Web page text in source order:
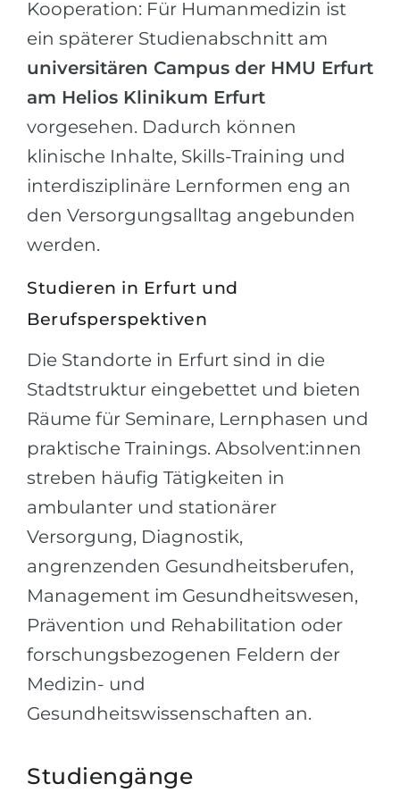
Kooperation: Für Humanmedizin ist
ein späterer Studienabschnitt am
universitären Campus der HMU Erfurt
am Helios Klinikum Erfurt
vorgesehen. Dadurch können
klinische Inhalte, Skills-Training und
interdisziplinäre Lernformen eng an
den Versorgungsalltag angebunden
werden.
Studieren in Erfurt und
Berufsperspektiven
Die Standorte in Erfurt sind in die
Stadtstruktur eingebettet und bieten
Räume für Seminare, Lernphasen und
praktische Trainings. Absolvent:innen
streben häufig Tätigkeiten in
ambulanter und stationärer
Versorgung, Diagnostik,
angrenzenden Gesundheitsberufen,
Management im Gesundheitswesen,
Prävention und Rehabilitation oder
forschungsbezogenen Feldern der
Medizin- und
Gesundheitswissenschaften an.
Studiengänge